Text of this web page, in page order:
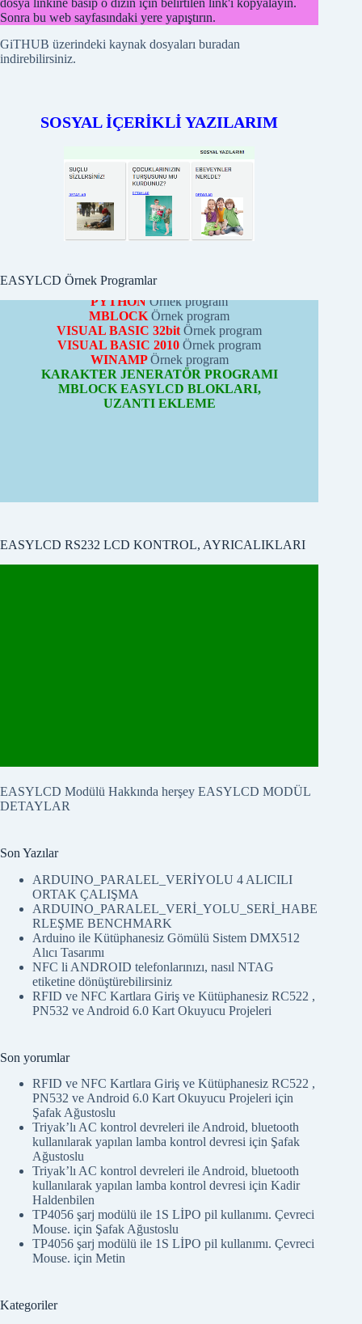
dosya linkine basıp o dizin için belirtilen link'i kopyalayın.
Sonra bu web sayfasındaki yere yapıştırın.
GiTHUB üzerindeki kaynak dosyaları buradan
indirebilirsiniz.
SOSYAL İÇERİKLİ YAZILARIM
EASYLCD Örnek Programlar
EASYLCD MODÜLÜ
ÖRNEK PROGRAMLARI
PICBASICÖrnek programları
PROTONBASICÖrnek program
ARDUİNO
Örnek programları
CCS-CÖrnek program
VISUAL BASIC 32bit
VISUAL BASIC 2010Örnek program
WINAMP Örnek program
KARAKTER JENERATÖR PROGRAMI
MBLOCK EASYLCD BLOKLARI,
UZANTI EKLEME
EASYLCD RS232 LCD KONTROL, AYRICALIKLARI
EASYLCD Modülü Hakkında herşey EASYLCD MODÜL
DETAYLAR
Son Yazılar
ARDUINO_PARALEL_VERİYOLU 4 ALICILI
ORTAK ÇALIŞMA
ARDUINO_PARALEL_VERİ_YOLU_SERİ_HABE
RLEŞME BENCHMARK
Arduino ile Kütüphanesiz Gömülü Sistem DMX512
Alıcı Tasarımı
NFC li ANDROID telefonlarınızı, nasıl NTAG
etiketine dönüştürebilirsiniz
RFID ve NFC Kartlara Giriş ve Kütüphanesiz RC522 ,
PN532 ve Android 6.0 Kart Okuyucu Projeleri
Son yorumlar
RFID ve NFC Kartlara Giriş ve Kütüphanesiz RC522 ,
PN532 ve Android 6.0 Kart Okuyucu Projeleri için
Şafak Ağustoslu
Triyak’lı AC kontrol devreleri ile Android, bluetooth
kullanılarak yapılan lamba kontrol devresi için Şafak
Ağustoslu
Triyak’lı AC kontrol devreleri ile Android, bluetooth
kullanılarak yapılan lamba kontrol devresi için Kadir
Haldenbilen
TP4056 şarj modülü ile 1S LİPO pil kullanımı. Çevreci
Mouse. için Şafak Ağustoslu
TP4056 şarj modülü ile 1S LİPO pil kullanımı. Çevreci
Mouse. için Metin
Kategoriler